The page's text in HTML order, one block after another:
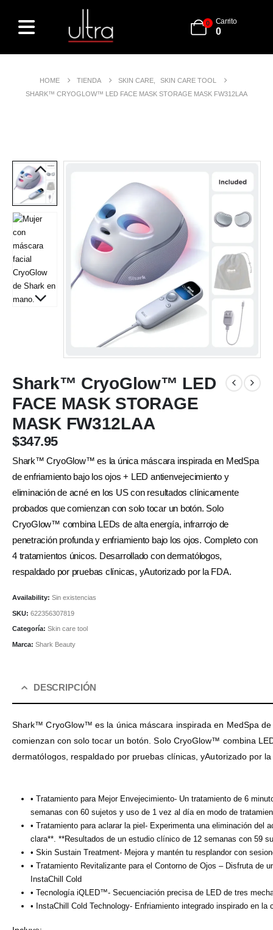
0 Carrito
0
HOME TIENDA SKIN CARE
SKIN CARE TOOL
SHARK™ CRYOGLOW™ LED FACE MASK STORAGE MASK FW312LAA
Shark™ CryoGlow™ LED
FACE MASK STORAGE
MASK FW312LAA
$347.95
Shark™ CryoGlow™ es la única máscara inspirada en MedSpa
de enfriamiento bajo los ojos + LED antienvejecimiento y
eliminación de acné en los US con resultados clínicamente
probados que comienzan con solo tocar un botón. Solo
CryoGlow™ combina LEDs de alta energía, infrarrojo de
penetración profunda y enfriamiento bajo los ojos. Completo con
4 tratamientos únicos. Desarrollado con dermatólogos,
respaldado por pruebas clínicas, yAutorizado por la FDA.
Availability: Sin existencias
SKU: 622356307819
Categoría: Skin care tool
Marca: Shark Beauty
DESCRIPCIÓN
Shark™ CryoGlow™ es la única máscara inspirada en MedSpa
comienzan con solo tocar un botón. Solo CryoGlow™ combina
dermatólogos, respaldado por pruebas clínicas, yAutorizado por
• Tratamiento para Mejor Envejecimiento- Un tratamiento de 6
semanas con 60 sujetos y uso de 1 vez al día en modo de
• Tratamiento para aclarar la piel- Experimenta una eliminación
clara**. **Resultados de un estudio clínico de 12 semanas con 59
• Skin Sustain Treatment- Mejora y mantén tu resplandor con
• Tratamiento Revitalizante para el Contorno de Ojos – Disfruta de
InstaChill Cold
• Tecnología iQLED™- Secuenciación precisa de LED de tres
• InstaChill Cold Technology- Enfriamiento integrado inspirado en